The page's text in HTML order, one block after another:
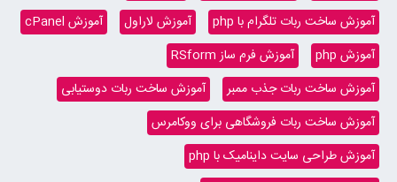
آموزش ساخت ربات تلگرام با php
آموزش لاراول
آموزش cPanel
آموزش php
آموزش فرم ساز RSform
آموزش ساخت ربات جذب ممبر
آموزش ساخت ربات دوستیابی
آموزش ساخت ربات فروشگاهی برای ووکامرس
آموزش طراحی سایت داینامیک با php